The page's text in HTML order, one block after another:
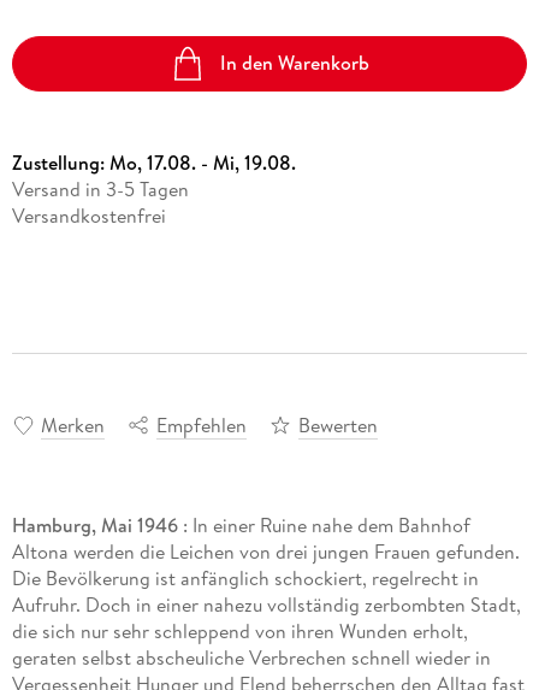
In den Warenkorb
Zustellung:Mo, 17.08. - Mi, 19.08.
Versand in 3-5 Tagen
Versandkostenfrei
Merken Empfehlen Bewerten
Hamburg, Mai 1946: In einer Ruine nahe dem Bahnhof
Altona werden die Leichen von drei jungen Frauen gefunden.
Die Bevölkerung ist anfänglich schockiert, regelrecht in
Aufruhr. Doch in einer nahezu vollständig zerbombten Stadt,
die sich nur sehr schleppend von ihren Wunden erholt,
geraten selbst abscheuliche Verbrechen schnell wieder in
Vergessenheit Hunger und Elend beherrschen den Alltag fast